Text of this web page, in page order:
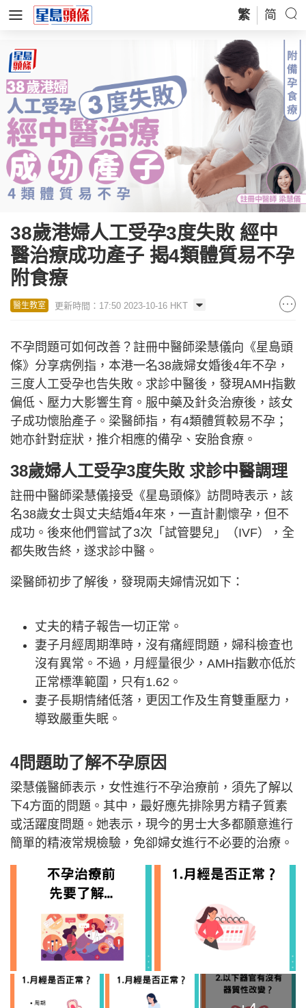
繁 简
38歲港婦人工受孕3度失敗 經中
醫治療成功產子 揭4類體質易不孕
附食療
醫生教室 更新時間：17:50 2023-10-16 HKT
不孕問題可如何改善？註冊中醫師梁慧儀向《星島頭
條》分享病例指，本港一名38歲婦女婚後4年不孕，
三度人工受孕也告失敗。求診中醫後，發現AMH指數
偏低、壓力大影響生育。服中藥及針灸治療後，該女
子成功懷胎產子。梁醫師指，有4類體質較易不孕；
她亦針對症狀，推介相應的備孕、安胎食療。
38歲婦人工受孕3度失敗 求診中醫調理
註冊中醫師梁慧儀接受《星島頭條》訪問時表示，該
名38歲女士與丈夫結婚4年來，一直計劃懷孕，但不
成功。後來他們嘗試了3次「試管嬰兒」（IVF），全
都失敗告終，遂求診中醫。
梁醫師初步了解後，發現兩夫婦情況如下：
丈夫的精子報告一切正常。
妻子月經周期準時，沒有痛經問題，婦科檢查也
沒有異常。不過，月經量很少，AMH指數亦低於
正常標準範圍，只有1.62。
妻子長期情緒低落，更因工作及生育雙重壓力，
導致嚴重失眠。
4問題助了解不孕原因
梁慧儀醫師表示，女性進行不孕治療前，須先了解以
下4方面的問題。其中，最好應先排除男方精子質素
或活躍度問題。她表示，現今的男士大多都願意進行
簡單的精液常規檢驗，免卻婦女進行不必要的治療。